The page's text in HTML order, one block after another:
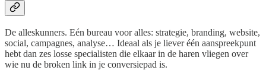
De alleskunners. Eén bureau voor alles: strategie, branding, website,
social, campagnes, analyse… Ideaal als je liever één aanspreekpunt
hebt dan zes losse specialisten die elkaar in de haren vliegen over
wie nu de broken link in je conversiepad is.